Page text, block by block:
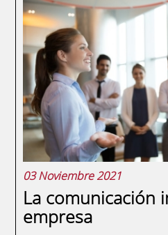
03 Noviembre 2021
La comunicación
empresa